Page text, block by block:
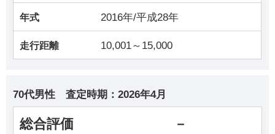
年式 2016年/平成28年
走行距離 10,001～15,000
70代男性 査定時期： 2026年4月
総合評価 －